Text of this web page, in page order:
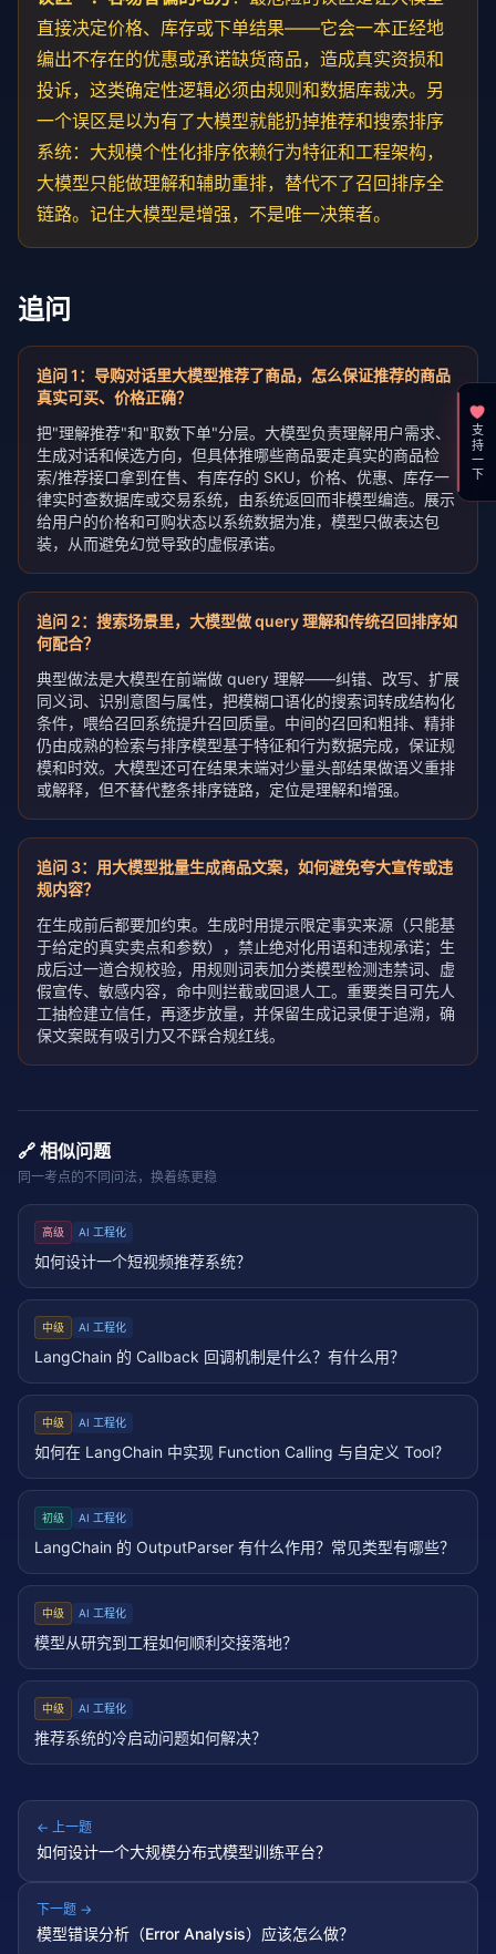
直接决定价格、库存或下单结果——它会一本正经地
编出不存在的优惠或承诺缺货商品，造成真实资损和
投诉，这类确定性逻辑必须由规则和数据库裁决。另
一个误区是以为有了大模型就能扔掉推荐和搜索排序
系统：大规模个性化排序依赖行为特征和工程架构，
大模型只能做理解和辅助重排，替代不了召回排序全
链路。记住大模型是增强，不是唯一决策者。
追问
追问1 ： 导购对话里大模型推荐了商品，怎么保证推荐的商品
真实可买、价格正确？
把"理解推荐"和"取数下单"分层。大模型负责理解用户需求、
生成对话和候选方向，但具体推哪些商品要走真实的商品检
索/推荐接口拿到在售、有库存的 SKU，价格、优惠、库存一
律实时查数据库或交易系统，由系统返回而非模型编造。展示
给用户的价格和可购状态以系统数据为准，模型只做表达包
装，从而避免幻觉导致的虚假承诺。
追问 2： 搜索场景里，大模型做 query 理解和传统召回排序如
何配合？
典型做法是大模型在前端做 query 理解——纠错、改写、扩展
同义词、识别意图与属性，把模糊口语化的搜索词转成结构化
条件，喂给召回系统提升召回质量。中间的召回和粗排、精排
仍由成熟的检索与排序模型基于特征和行为数据完成，保证规
模和时效。大模型还可在结果末端对少量头部结果做语义重排
或解释，但不替代整条排序链路，定位是理解和增强。
追问 3： 用大模型批量生成商品文案，如何避免夸大宣传或违
规内容？
在生成前后都要加约束。生成时用提示限定事实来源（只能基
于给定的真实卖点和参数），禁止绝对化用语和违规承诺；生
成后过一道合规校验，用规则词表加分类模型检测违禁词、虚
假宣传、敏感内容，命中则拦截或回退人工。重要类目可先人
工抽检建立信任，再逐步放量，并保留生成记录便于追溯，确
保文案既有吸引力又不踩合规红线。
🔗 相似问题
同一考点的不同问法，换着练更稳
高级 AI 工程化
如何设计一个短视频推荐系统？
中级 AI 工程化
LangChain 的 Callback 回调机制是什么？有什么用？
中级 AI 工程化
如何在 LangChain 中实现 Function Calling 与自定义 Tool？
初级 AI 工程化
LangChain 的 OutputParser 有什么作用？常见类型有哪些？
中级 AI 工程化
模型从研究到工程如何顺利交接落地？
中级 AI 工程化
推荐系统的冷启动问题如何解决？
← 上一题
如何设计一个大规模分布式模型训练平台？
下一题 →
模型错误分析（Error Analysis）应该怎么做？
支持一下